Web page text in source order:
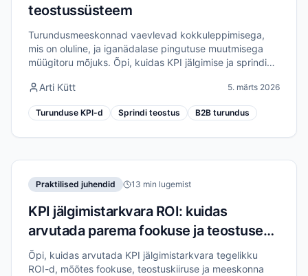
teostussüsteem
Turundusmeeskonnad vaevlevad kokkuleppimisega,
mis on oluline, ja iganädalase pingutuse muutmisega
müügitoru mõjuks. Õpi, kuidas KPI jälgimise ja sprindi
tulemuslikkuse süsteemi.
Arti Kütt 5. märts 2026
Turunduse KPI-d Sprindi teostus B2B turundus
Praktilised juhendid 13 min lugemist
KPI jälgimistarkvara ROI: kuidas
arvutada parema fookuse ja teostuse
väärtust
Õpi, kuidas arvutada KPI jälgimistarkvara tegelikku
ROI-d, mõõtes fookuse, teostuskiiruse ja meeskonna